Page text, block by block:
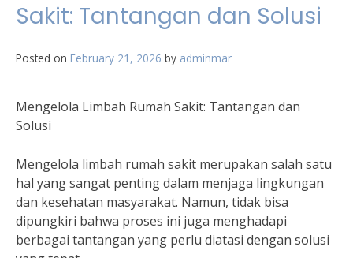
Sakit: Tantangan dan Solusi
Posted on February 21, 2026 by adminmar
Mengelola Limbah Rumah Sakit: Tantangan dan
Solusi
Mengelola limbah rumah sakit merupakan salah satu
hal yang sangat penting dalam menjaga lingkungan
dan kesehatan masyarakat. Namun, tidak bisa
dipungkiri bahwa proses ini juga menghadapi
berbagai tantangan yang perlu diatasi dengan solusi